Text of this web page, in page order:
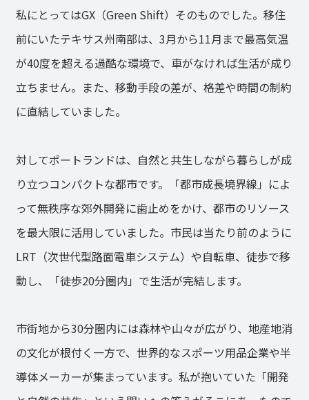
私にとってはGX（Green Shift）そのものでした。移住
前にいたテキサス州南部は、3月から11月まで最高気温
が40度を超える過酷な環境で、車がなければ生活が成り
立ちません。また、移動手段の差が、格差や時間の制約
に直結していました。
対してポートランドは、自然と共生しながら暮らしが成
り立つコンパクトな都市です。「都市成長境界線」によ
って無秩序な郊外開発に歯止めをかけ、都市のリソース
を最大限に活用していました。市民は当たり前のように
LRT（次世代型路面電車システム）や自転車、徒歩で移
動し、「徒歩20分圏内」で生活が完結します。
市街地から30分圏内には森林や山々が広がり、地産地消
の文化が根付く一方で、世界的なスポーツ用品企業や半
導体メーカーが集まっています。私が抱いていた「開発